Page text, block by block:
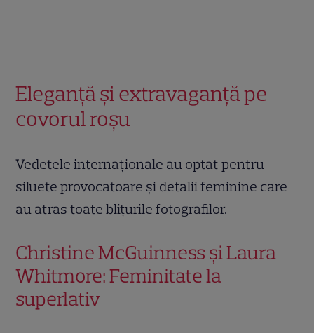
Eleganță și extravaganță pe
covorul roșu
Vedetele internaționale au optat pentru
siluete provocatoare și detalii feminine care
au atras toate blițurile fotografilor.
Christine McGuinness și Laura
Whitmore: Feminitate la
superlativ